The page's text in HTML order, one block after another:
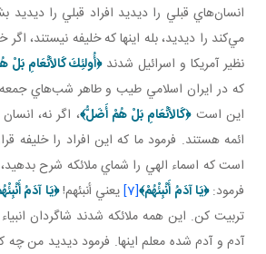
انسان‌هاي قبلي را ديديد افراد قبلي را
مي‌کند را ديديد، بله اينها که خليفه نيستند، اگر
نظير آمريکا و اسرائيل شدند﴿أُولئِكَ كَالأنْعَامِ
که در ايران اسلامي طيب و طاهر شب‌هاي جمعه
اين است﴿كَالأنْعَامِ بَلْ هُمْ أَضَلُّ﴾، اگر نه،
ائمه هستند. فرمود ما که اين افراد را خليفه
است که اسماء الهي را شماي ملائکه شرح
فرمود:﴿يَا آدَمُ أَنْبِئْهُمْ﴾[7] يعني أنبئهم!﴿يَا آدَمُ
تربيت کن. اين همه ملائکه شدند شاگردان
آدم و آدم شده معلم اينها. فرمود ديديد من